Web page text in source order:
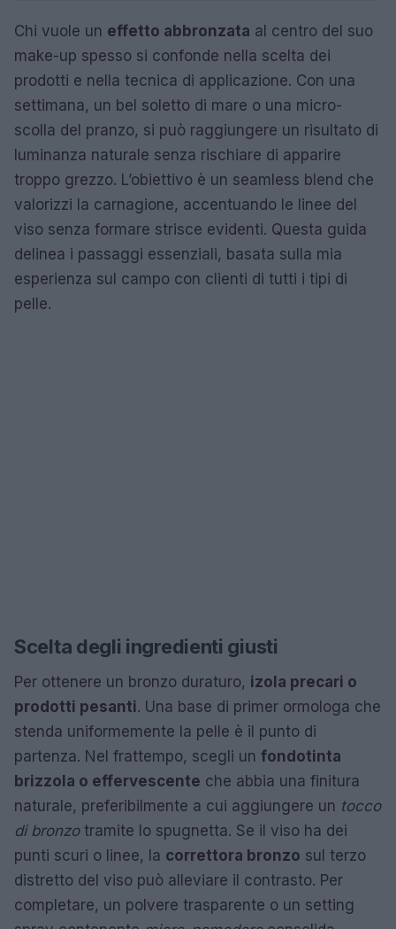
Chi vuole un effetto abbronzata al centro del suo
make-up spesso si confonde nella scelta dei
prodotti e nella tecnica di applicazione. Con una
settimana, un bel soletto di mare o una micro-
scolla del pranzo, si può raggiungere un risultato di
luminanza naturale senza rischiare di apparire
troppo grezzo. L’obiettivo è un seamless blend che
valorizzi la carnagione, accentuando le linee del
viso senza formare strisce evidenti. Questa guida
delinea i passaggi essenziali, basata sulla mia
esperienza sul campo con clienti di tutti i tipi di
pelle.
Scelta degli ingredienti giusti
Per ottenere un bronzo duraturo, izola precari o
prodotti pesanti. Una base di primer ormologa che
stenda uniformemente la pelle è il punto di
partenza. Nel frattempo, scegli un fondotinta
brizzola o effervescente che abbia una finitura
naturale, preferibilmente a cui aggiungere un tocco
di bronzotramite lo spugnetta. Se il viso ha dei
punti scuri o linee, la correttora bronzo sul terzo
distretto del viso può alleviare il contrasto. Per
completare, un polvere trasparente o un setting